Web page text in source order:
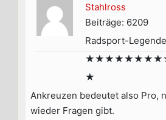
Stahlross
Beiträge: 6209
Radsport-Legende
★
Ankreuzen bedeutet also Pro,
wieder Fragen gibt.